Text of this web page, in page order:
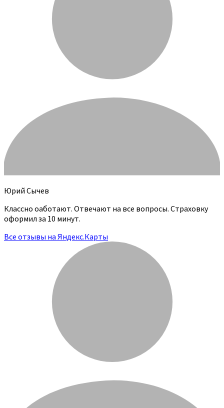
Юрий Сычев
Классно оаботают. Отвечают на все вопросы. Страховку
оформил за 10 минут.
Все отзывы на Яндекс.Карты